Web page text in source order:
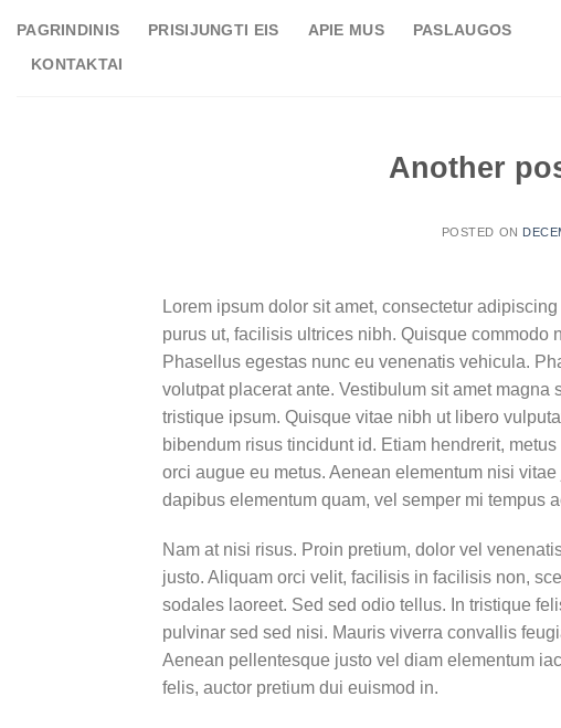
content
PAGRINDINIS PRISIJUNGTI EIS APIE MUS
PASLAUGOS
KONTAKTAI
Another
POSTED ON
Lorem ipsum dolor sit amet, consectetur
purus ut, facilisis ultrices nibh. Quisque commodo
Phasellus egestas nunc eu venenatis vehicula.
volutpat placerat ante. Vestibulum sit amet
tristique ipsum. Quisque vitae nibh ut libero
bibendum risus tincidunt id. Etiam hendrerit,
orci augue eu metus. Aenean elementum nisi
dapibus elementum quam, vel semper mi tempus
Nam at nisi risus. Proin pretium, dolor vel
justo. Aliquam orci velit, facilisis in facilisis non,
sodales laoreet. Sed sed odio tellus. In tristique
pulvinar sed sed nisi. Mauris viverra convallis
Aenean pellentesque justo vel diam elementum
felis, auctor pretium dui euismod in.